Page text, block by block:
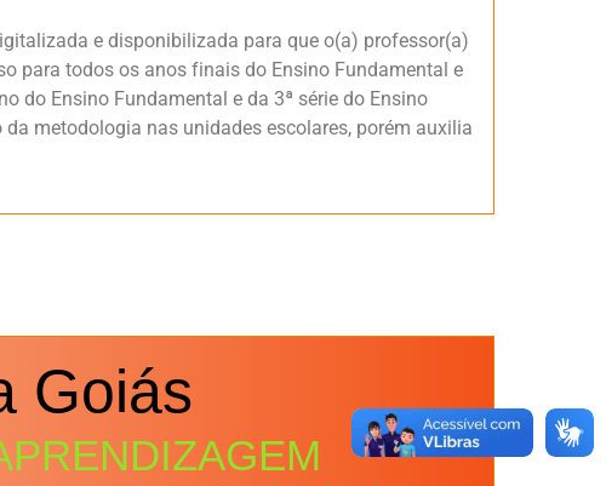
e disponibilizada para que o(a) professor(a)
para todos os anos finais do Ensino Fundamental e
do Ensino Fundamental e da 3ª série do Ensino
metodologia nas unidades escolares, porém auxilia
Goiás